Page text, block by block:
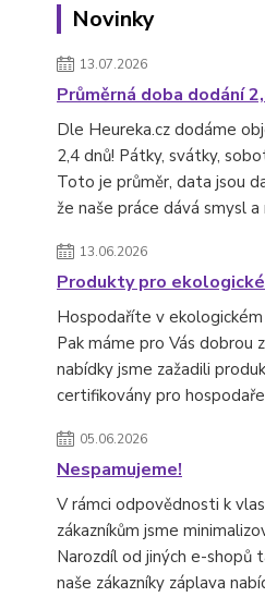
Novinky
13.07.2026
Průměrná doba dodání
Dle Heureka.cz dodáme
2,4 dnů! Pátky, svátky,
Toto je průměr, data jsou
že naše práce dává smysl a
13.06.2026
Produkty pro
Hospodaříte v
Pak máme pro Vás dobrou
nabídky jsme zažadili
certifikovány pro
05.06.2026
Nespamujeme!
V rámci odpovědnosti k
zákazníkům jsme
Narozdíl od jiných e-shopů
naše zákazníky záplava